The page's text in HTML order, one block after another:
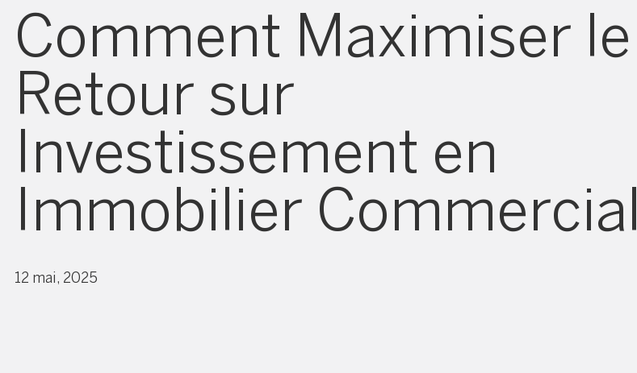
Comment Maximiser le
Retour sur
Investissement en
Immobilier Commercial
12 mai, 2025